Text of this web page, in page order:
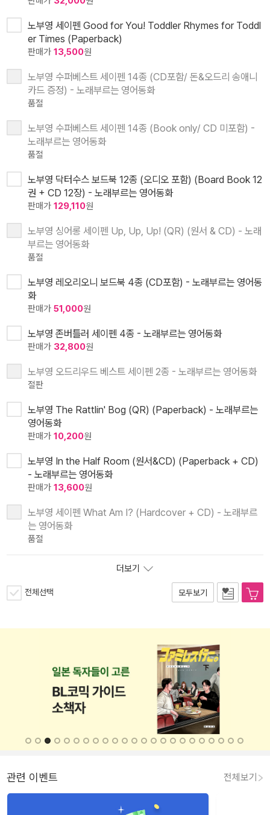
노부영 세이펜 Good for You! Toddler Rhymes for Toddl
er Times (Paperback)
판매가 13,500원
노부영 수퍼베스트 세이펜 14종 (CD포함/ 돈&오드리 송애니
카드 증정) - 노래부르는 영어동화
품절
노부영 수퍼베스트 세이펜 14종 (Book only/ CD 미포함) -
노래부르는 영어동화
품절
노부영 닥터수스 보드북 12종 (오디오 포함) (Board Book 12
권 + CD 12장) - 노래부르는 영어동화
판매가 129,110원
노부영 싱어롱 세이펜 Up, Up, Up! (QR) (원서 & CD) - 노래
부르는 영어동화
품절
노부영 레오리오니 보드북 4종 (CD포함) - 노래부르는 영어동
화
판매가 51,000원
노부영 존버틀러 세이펜 4종 - 노래부르는 영어동화
판매가 32,800원
노부영 오드리우드 베스트 세이펜 2종 - 노래부르는 영어동화
절판
노부영 The Rattlin' Bog (QR) (Paperback) - 노래부르는
영어동화
판매가 10,200원
노부영 In the Half Room (원서&CD) (Paperback + CD)
- 노래부르는 영어동화
판매가 13,600원
노부영 세이펜 What Am I? (Hardcover + CD) - 노래부르
는 영어동화
품절
더보기
전체선택 모두보기
관련 이벤트 전체보기